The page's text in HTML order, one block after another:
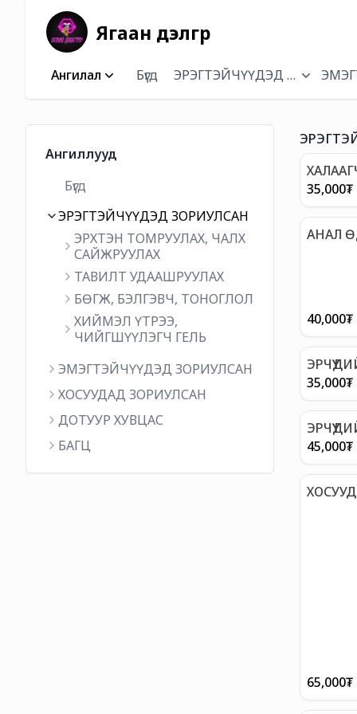
Ягаан дэлгүүр
Ангилал Бүгд ЭРЭГТЭЙЧҮҮДЭД
Ангиллууд
Бүгд
ЭРЭГТЭЙЧҮҮДЭД ЗОРИУЛСАН
ЭРХТЭН ТОМРУУЛАХ, ЧАЛХ
САЙЖРУУЛАХ
ТАВИЛТ УДААШРУУЛАХ
БӨГЖ, БЭЛГЭВЧ, ТОНОГЛОЛ
ХИЙМЭЛ ҮТРЭЭ,
ЧИЙГШҮҮЛЭГЧ ГЕЛЬ
ЭМЭГТЭЙЧҮҮДЭД ЗОРИУЛСАН
ХОСУУДАД ЗОРИУЛСАН
ДОТУУР ХУВЦАС
БАГЦ
ГЕЛЬ,
35,000₮
АНАЛ
40,000₮
35,000₮
45,000₮
65,000₮